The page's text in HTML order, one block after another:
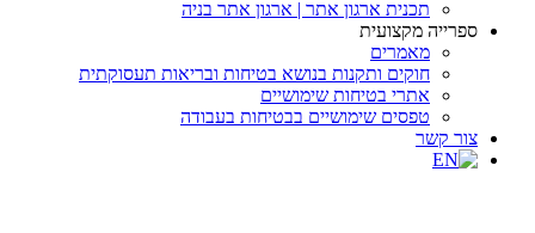
תכנית ארגון אתר | ארגון אתר בניה
ספרייה מקצועית
מאמרים
חוקים ותקנות בנושא בטיחות ובריאות תעסוקתית
אתרי בטיחות שימושיים
טפסים שימושיים בבטיחות בעבודה
צור קשר